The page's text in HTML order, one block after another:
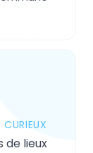
de lieux